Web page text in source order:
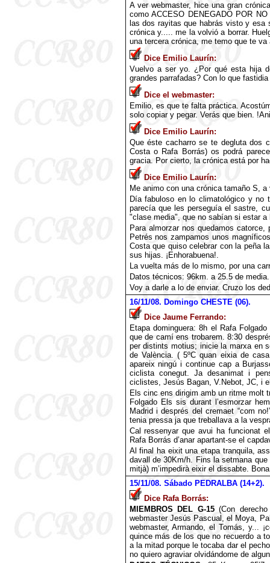
A ver webmaster, hice una gran
como ACCESO DENEGADO POR
las dos rayitas que habrás visto y
crónica y..... me la volvió a borrar.
una tercera crónica, me temo que te
Dice Emilio Laurín:
Vuelvo a ser yo. ¿Por qué esta hija
grandes parrafadas? Con lo que
Dice el webmaster:
Emilio, es que te falta práctica.
solo copiar y pegar. Verás que bien.
Dice Emilio Laurín:
Que éste cacharro se te degluta dos
Costa o Rafa Borrás) os podrá
gracia. Por cierto, la crónica está por
Dice Emilio Laurín:
Me animo con una crónica tamaño S,
Día fabuloso en lo climatológico y no
parecía que les perseguía el sastre,
"clase media", que no sabían si estar
Para almorzar nos quedamos
Petrés nos zampamos unos
Costa que quiso celebrar con la peña
sus hijas. ¡Enhorabuena!.
La vuelta más de lo mismo, por una
Datos técnicos: 96km. a 25.5 de media.
Voy a darle a lo de enviar. Cruzo los
16/11/08. Domingo CHESTE (06).
Dice Jaume Ferrando:
Etapa dominguera: 8h el Rafa
que de camí ens trobarem. 8:30
per distints motius; inicie la marxa en
de València. ( 5ºC quan eixia de
apareix ningú i continue cap a
ciclista conegut. Ja desanimat i
ciclistes, Jesús Bagan, V.Nebot, JC, i
Els cinc ens dirigim amb un ritme molt
Folgado Els sis durant l’esmorzar
Madrid i després del cremaet “com
tenia pressa ja que treballava a la
Cal ressenyar que avui ha funcionat
Rafa Borrás d’anar apartant-se el
Al final ha eixit una etapa tranquila,
davall de 30Km/h. Fins la setmana
mitjà) m’impedirà eixir el dissabte.
15/11/08. Sábado PEDRALBA (14+2).
Dice Rafa Borrás:
MIEMBROS DEL G-15(Con
webmaster Jesús Pascual, el Moya,
webmaster, Armando, el Tomás, y...
quince más de los que no recuerdo a
a la mitad porque le tocaba dar el
no quiero agraviar olvidándome de